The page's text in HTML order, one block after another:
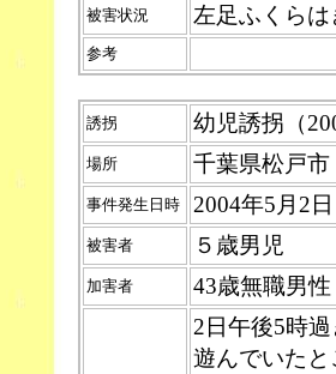
被害状況 左足ふくら
参考
誘拐 幼児誘拐（
場所 千葉県松戸市
事件発生日時 2004年5月2
被害者 ５歳男児
加害者 43歳無職男
2日午後5時
遊んでいた